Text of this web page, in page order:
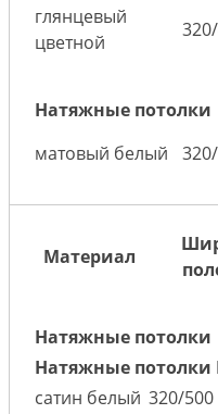
глянцевый
цветной
Натяжные потолки
матовый белый
Материал
Натяжные потолки
Натяжные потолки
сатин белый 320/